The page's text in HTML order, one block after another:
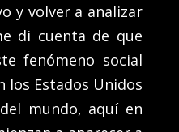
y volver a analizar
di cuenta de que
fenómeno social
los Estados Unidos
mundo, aquí en